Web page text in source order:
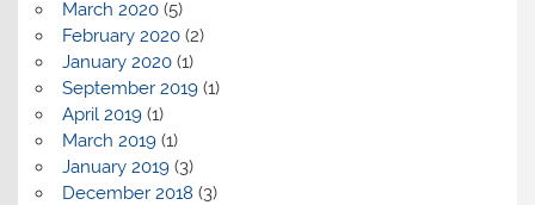
March 2020(5)
February 2020(2)
January 2020(1)
September 2019(1)
April 2019(1)
March 2019(1)
January 2019(3)
December 2018 (3)